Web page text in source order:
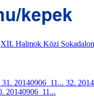
XII. Halmok Közi
31. 20140906_11... 32.
20140906_11...